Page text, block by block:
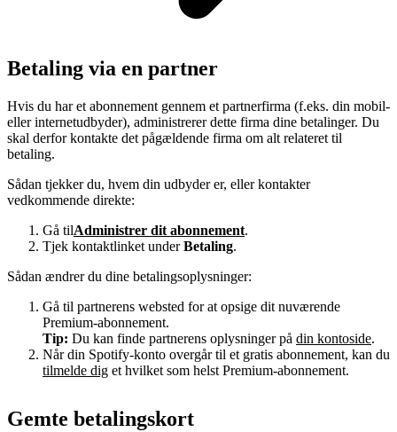
Betaling via en partner
Hvis du har et abonnement gennem et partnerfirma (f.eks. din mobil-
eller internetudbyder), administrerer dette firma dine betalinger. Du
skal derfor kontakte det pågældende firma om alt relateret til
betaling.
Sådan tjekker du, hvem din udbyder er, eller kontakter
vedkommende direkte:
Gå tilAdministrer dit abonnement.
Tjek kontaktlinket underBetaling.
Sådan ændrer du dine betalingsoplysninger:
Gå til partnerens websted for at opsige dit nuværende
Premium-abonnement.
Tip: Du kan finde partnerens oplysninger på din kontoside.
Når din Spotify-konto overgår til et gratis abonnement, kan du
tilmelde dig et hvilket som helst Premium-abonnement.
Gemte betalingskort